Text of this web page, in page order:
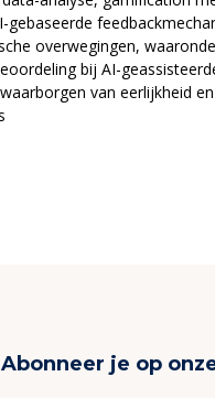
gebaseerde
overwegingen,
bij AI-
van eerlijkheid
Abonneer je op